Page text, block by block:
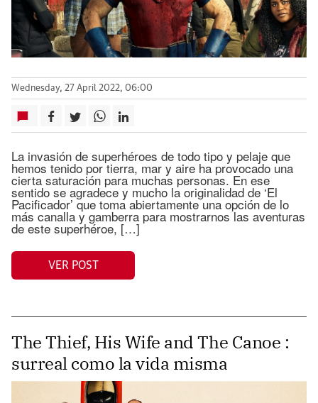
Wednesday, 27 April 2022, 06:00
La invasión de superhéroes de todo tipo y pelaje que
hemos tenido por tierra, mar y aire ha provocado una
cierta saturación para muchas personas. En ese
sentido se agradece y mucho la originalidad de ‘El
Pacificador’ que toma abiertamente una opción de lo
más canalla y gamberra para mostrarnos las aventuras
de este superhéroe, […]
VER POST
The Thief, His Wife and The Canoe :
surreal como la vida misma